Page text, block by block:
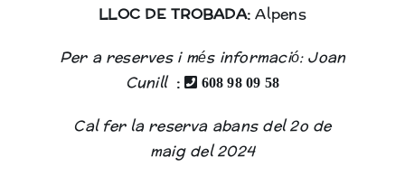
LLOC DE TROBADA:Alpens
Per a reserves i més informació: Joan
Cunill : 608 98 09 58
Cal fer la reserva abans del 2o de
maig del 2024